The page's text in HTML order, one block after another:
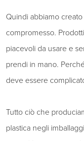
Quindi abbiamo
compromesso.
piacevoli da usare e
prendi in mano.
deve essere
Tutto ciò che
plastica negli